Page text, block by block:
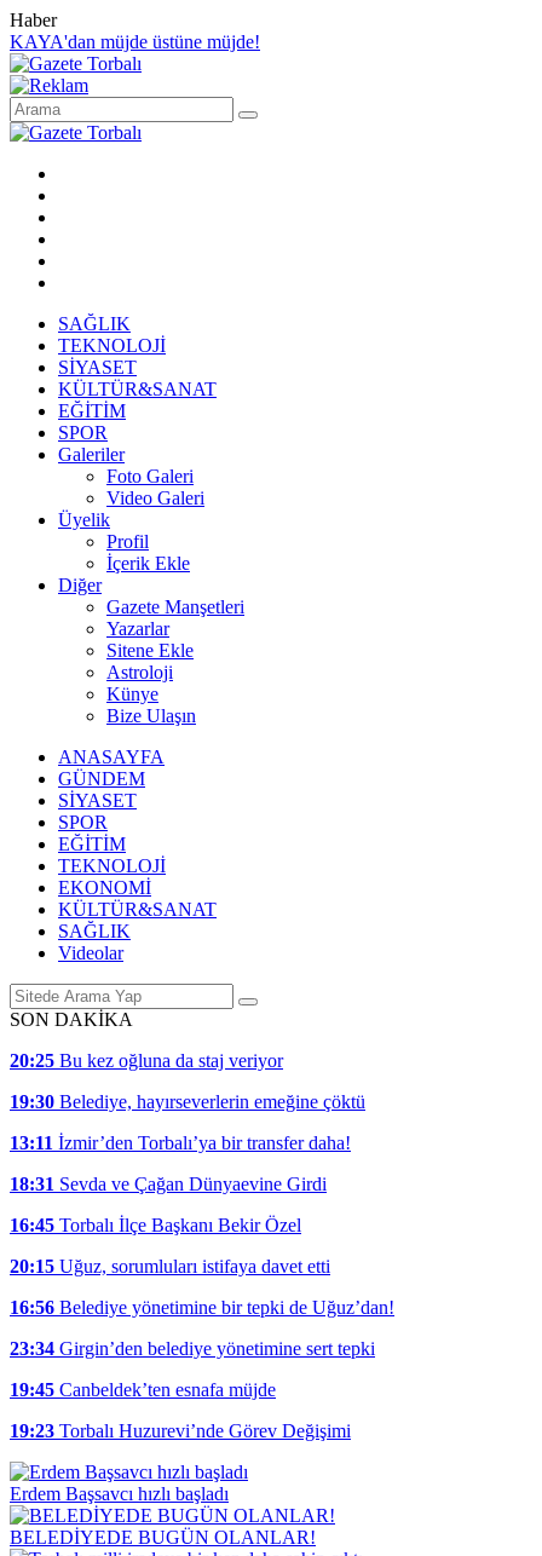
Haber
KAYA'dan müjde üstüne müjde!
SAĞLIK
TEKNOLOJİ
SİYASET
KÜLTÜR&SANAT
EĞİTİM
SPOR
Galeriler
Foto Galeri
Video Galeri
Üyelik
Profil
İçerik Ekle
Diğer
Gazete Manşetleri
Yazarlar
Sitene Ekle
Astroloji
Künye
Bize Ulaşın
ANASAYFA
GÜNDEM
SİYASET
SPOR
EĞİTİM
TEKNOLOJİ
EKONOMİ
KÜLTÜR&SANAT
SAĞLIK
Videolar
SON DAKİKA
20:25 Bu kez oğluna da staj veriyor
19:30 Belediye, hayırseverlerin emeğine çöktü
13:11 İzmir’den Torbalı’ya bir transfer daha!
18:31 Sevda ve Çağan Dünyaevine Girdi
16:45 Torbalı İlçe Başkanı Bekir Özel
20:15 Uğuz, sorumluları istifaya davet etti
16:56 Belediye yönetimine bir tepki de Uğuz’dan!
23:34 Girgin’den belediye yönetimine sert tepki
19:45 Canbeldek’ten esnafa müjde
19:23 Torbalı Huzurevi’nde Görev Değişimi
Erdem Başsavcı hızlı başladı
BELEDİYEDE BUGÜN OLANLAR!